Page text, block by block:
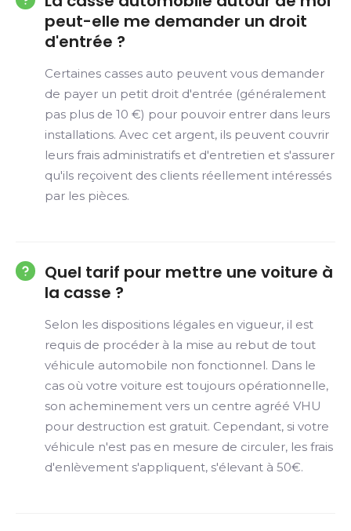
peut-elle me demander un droit
d'entrée ?
Certaines casses auto peuvent vous demander
de payer un petit droit d'entrée (généralement
pas plus de 10 €) pour pouvoir entrer dans leurs
installations. Avec cet argent, ils peuvent couvrir
leurs frais administratifs et d'entretien et s'assurer
qu'ils reçoivent des clients réellement intéressés
par les pièces.
Quel tarif pour mettre une voiture à
la casse ?
Selon les dispositions légales en vigueur, il est
requis de procéder à la mise au rebut de tout
véhicule automobile non fonctionnel. Dans le
cas où votre voiture est toujours opérationnelle,
son acheminement vers un centre agréé VHU
pour destruction est gratuit. Cependant, si votre
véhicule n'est pas en mesure de circuler, les frais
d'enlèvement s'appliquent, s'élevant à 50€.